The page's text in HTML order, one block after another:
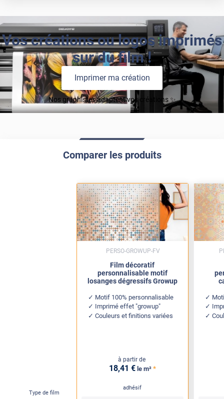
Vos créations ou logos imprimés
sur du film !
Imprimer ma création
Nos graphistes adaptent vos créations ✨
Comparer les produits
Type de film
Film décoratif
personnalisable motif
losanges dégressifs Growup
Motif 100% personnalisable
Imprimé effet "growup"
Couleurs et finitions variées
à partir de
18,41 € le m² *
adhésif
PERSO-GROWUP-FV